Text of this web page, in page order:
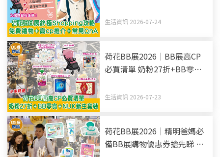
備！
生活資訊 2026-07-24
荷花BB展2026｜BB展高CP
必買清單 奶粉27折+BB零食
生活資訊 2026-07-23
荷花BB展2026｜精明爸媽必
備BB展購物優惠券搶先睇 38